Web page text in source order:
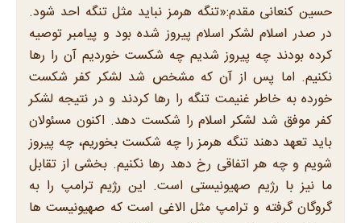
حسین کنعانی مقدم:«تنگه هرمز نباید مثل تنگه احد شود.
در صدر اسلام لشکر اسلام پیروز شده بود و پیامبر توصیه
کرده بودند چه پیروز شدیم چه شکست خوردیم آن را رها
نکنیم. اما پس از آن که مشخص شد لشکر کفر شکست
خورده به خاطر غنیمت تنگه را رها کردند و در نتیجه لشکر
کفر موفق شد لشکر اسلام را شکست دهد. اکنون مسئولان
باید تعهد دهند تنگه هرمز را چه شکست بخوریم، چه پیروز
شویم و چه هر اتفاقی رخ دهد رها نکنیم. بخشی از تقابل
ما نیز با رژیم صهیونیستی است. این رژیم ترامپ را به
گروگان گرفته و ترامپ مثل الاغی است که صهیونیست ها